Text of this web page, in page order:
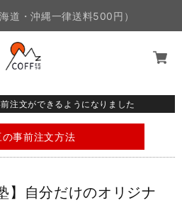
道・沖縄一律送料500円）
注文ができるようになりました
の事前注文方法
】自分だけのオリジナ